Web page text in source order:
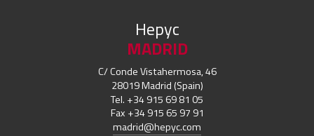
Hepyc
MADRID
C/ Conde Vistahermosa, 46
28019 Madrid (Spain)
Tel. +34 915 69 81 05
Fax +34 915 65 97 91
madrid@hepyc.com